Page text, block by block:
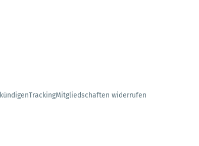
TrackingMitgliedschaften widerrufen